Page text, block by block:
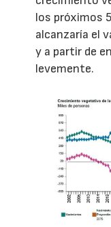
los próximos
alcanzaría el
y a partir de
levemente.